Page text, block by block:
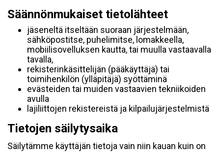
Säännönmukaiset tietolähteet
jäseneltä itseltään suoraan järjestelmään,
sähköpostitse, puhelimitse, lomakkeella,
mobiilisovelluksen kautta, tai muulla vastaavalla
tavalla,
rekisterinkäsittelijän (pääkäyttäjä) tai
toimihenkilön (ylläpitäjä) syöttäminä
evästeiden tai muiden vastaavien tekniikoiden
avulla
lajiliittojen rekistereistä ja kilpailujärjestelmistä
Tietojen säilytysaika
Säilytämme käyttäjän tietoja vain niin kauan kuin on